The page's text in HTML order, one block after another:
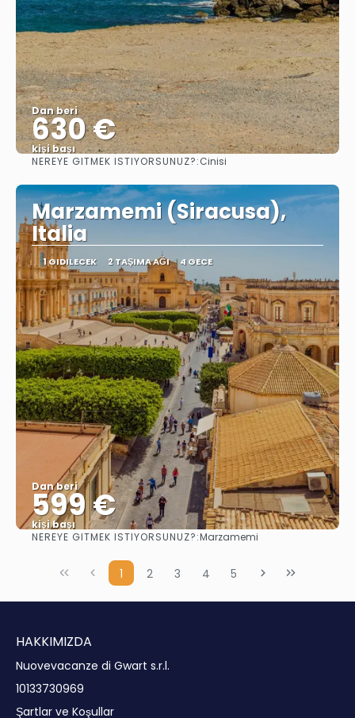
Dan beri
630 €
kişi başı
Görüntüle
NEREYE GITMEK ISTIYORSUNUZ?:Cinisi
Marzamemi (Siracusa),
Italia
1 GIDILECEK 2 TAŞIMA AĞI 4 GECE
Dan beri
599 €
kişi başı
Görüntüle
NEREYE GITMEK ISTIYORSUNUZ?:Marzamemi
1 2 3 4 5
HAKKIMIZDA
Nuovevacanze di Gwart s.r.l.
10133730969
Şartlar ve Koşullar